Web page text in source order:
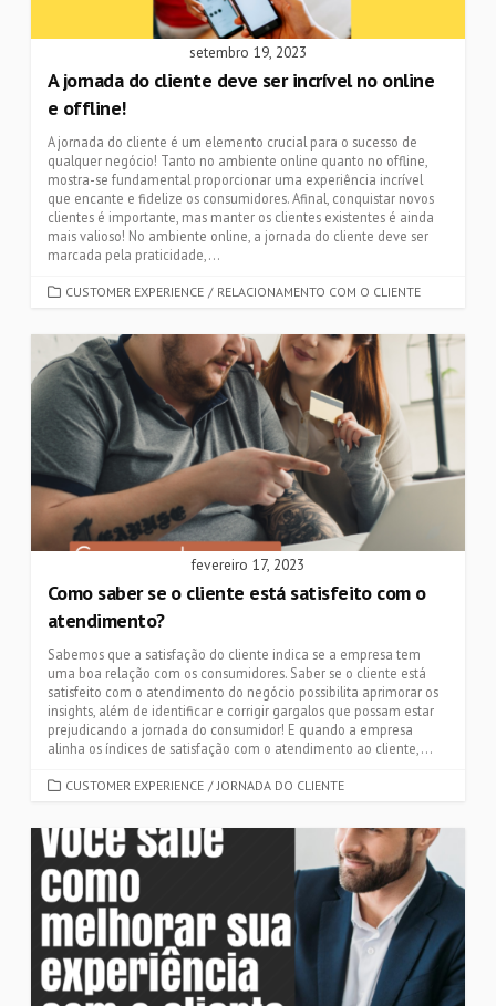
setembro 19, 2023
A jornada do cliente deve ser incrível no online
e offline!
A jornada do cliente é um elemento crucial para o sucesso de
qualquer negócio! Tanto no ambiente online quanto no offline,
mostra-se fundamental proporcionar uma experiência incrível
que encante e fidelize os consumidores. Afinal, conquistar novos
clientes é importante, mas manter os clientes existentes é ainda
mais valioso! No ambiente online, a jornada do cliente deve ser
marcada pela praticidade,...
CATEGORIES
CUSTOMER EXPERIENCE / RELACIONAMENTO COM O CLIENTE
fevereiro 17, 2023
Como saber se o cliente está satisfeito com o
atendimento?
Sabemos que a satisfação do cliente indica se a empresa tem
uma boa relação com os consumidores. Saber se o cliente está
satisfeito com o atendimento do negócio possibilita aprimorar os
insights, além de identificar e corrigir gargalos que possam estar
prejudicando a jornada do consumidor! E quando a empresa
alinha os índices de satisfação com o atendimento ao cliente,...
CATEGORIES
CUSTOMER EXPERIENCE / JORNADA DO CLIENTE